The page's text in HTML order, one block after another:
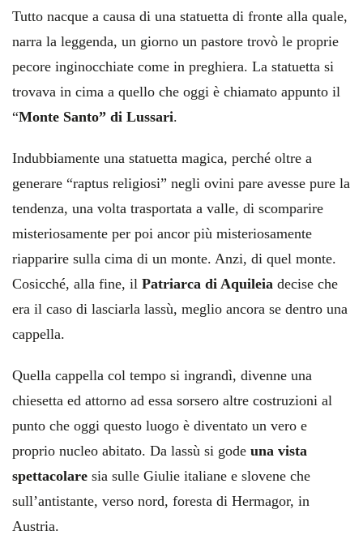
Tutto nacque a causa di una statuetta di fronte alla quale,
narra la leggenda, un giorno un pastore trovò le proprie
pecore inginocchiate come in preghiera. La statuetta si
trovava in cima a quello che oggi è chiamato appunto il
“Monte Santo” di Lussari.
Indubbiamente una statuetta magica, perché oltre a
generare “raptus religiosi” negli ovini pare avesse pure la
tendenza, una volta trasportata a valle, di scomparire
misteriosamente per poi ancor più misteriosamente
riapparire sulla cima di un monte. Anzi, di quel monte.
Cosicché, alla fine, il Patriarca di Aquileia decise che
era il caso di lasciarla lassù, meglio ancora se dentro una
cappella.
Quella cappella col tempo si ingrandì, divenne una
chiesetta ed attorno ad essa sorsero altre costruzioni al
punto che oggi questo luogo è diventato un vero e
proprio nucleo abitato. Da lassù si gode una vista
spettacolare sia sulle Giulie italiane e slovene che
sull’antistante, verso nord, foresta di Hermagor, in
Austria.